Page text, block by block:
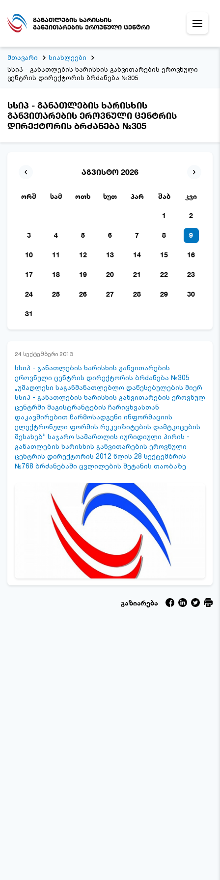
განათლების ხარისხის
განვითარების ეროვნული ცენტრი
მთავარი
სიახლეები
სსიპ - განათლების ხარისხის განვითარების ეროვნული
ცენტრის დირექტორის ბრძანება №305
სსიპ - განათლების ხარისხის
განვითარების ეროვნული ცენტრის
დირექტორის ბრძანება №305
აგვისტო 2026
ორშ სამ ოთხ ხუთ პარ შაბ კვი
1 2
3 4 5 6 7 8 9
10 11 12 13 14 15 16
17 18 19 20 21 22 23
24 25 26 27 28 29 30
31
24 სექტემბერი 2013
სსიპ - განათლების ხარისხის განვითარების
ეროვნული ცენტრის დირექტორის ბრძანება №305
„უმაღლესი საგანმანათლებლო დაწესებულების მიერ
სსიპ - განათლების ხარისხის განვითარების ეროვნულ
ცენტრში მაგისტრანტების ჩარიცხვასთან
დაკავშირებით წარმოსადგენი ინფორმაციის
ელექტრონული ფორმის რეკვიზიტების დამტკიცების
შესახებ“ საჯარო სამართლის იურიდიული პირის -
განათლების ხარისხის განვითარების ეროვნული
ცენტრის დირექტორის 2012 წლის 28 სექტემბრის
№768 ბრძანებაში ცვლილების შეტანის თაობაზე
გაზიარება